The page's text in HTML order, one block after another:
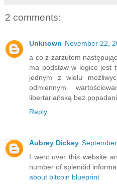
2 comments:
Unknown November 22,
a co z zarzutem
ma podstaw w logice jest
jednym z wielu
odmiennym
libertariańską bez
Reply
Aubrey Dickey
I went over this website
number of splendid
about bitcoin blueprint